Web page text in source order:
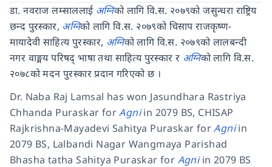
डा. नवराज लम्साललाई अग्निको लागि वि.स. २०७९को जसुन्धरा राष्ट्रिय
छन्द पुरस्कार, अग्निको लागि वि.स. २०७९को चिसाप राजकृष्ण-
मायादेवी साहित्य पुरस्कार, अग्निको लागि वि.स. २०७९को लालबन्दी
नगर वाङ्मय परिषद् भाषा तथा साहित्य पुरस्कार र अग्निको लागि वि.स.
२०७८को मदन पुरस्कार प्रदान गरिएको छ ।
Dr. Naba Raj Lamsal has won Jasundhara Rastriya
Chhanda Puraskar forAgniin 2079 BS, CHISAP
Rajkrishna-Mayadevi Sahitya Puraskar forAgniin
2079 BS, Lalbandi Nagar Wangmaya Parishad
Bhasha tatha Sahitya Puraskar for Agniin 2079 BS